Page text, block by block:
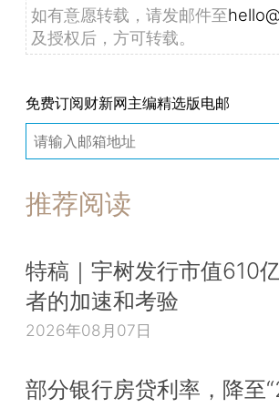
如有意愿转载，请发邮件至
及授权后，方可转载。
免费订阅财新网主编精选版电邮
推荐阅读
特稿｜宇树发行市值610
者的加速和考验
2026年08月07日
部分银行房贷利率，降至